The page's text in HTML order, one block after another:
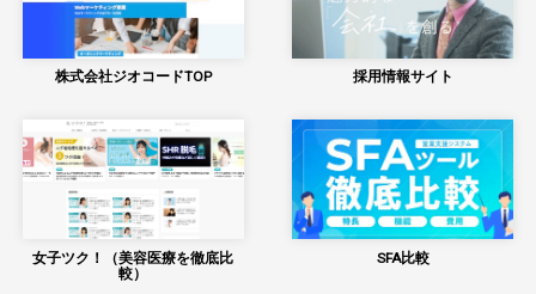
株式会社ジオコードTOP 採用情報サイト
女子ツク！（美容医療を徹底比
較）
SFA比較